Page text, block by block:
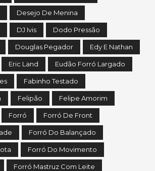
Desejo De Menina
DJ Ivis Dodo Pressão
Douglas Pegador Edy E Nathan
Eric Land Eudão Forró Largado
Fabinho Testado
Felipão Felipe Amorim
Forró Forró De Front
Forró Do Balançado
Forró Do Movimento
Forró Mastruz Com Leite